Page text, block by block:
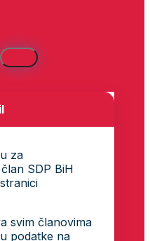
za
SDP BiH
svim članovima
podatke na